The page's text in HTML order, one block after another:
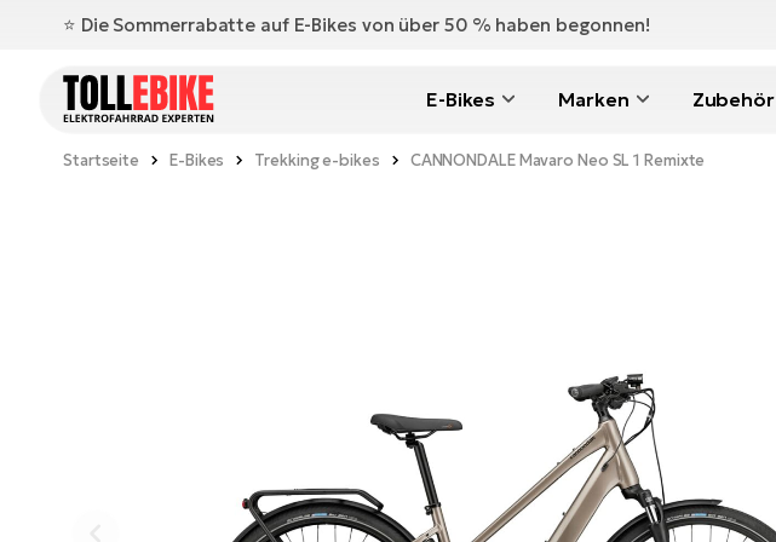
⭐️ Die Sommerrabatte auf E-Bikes von über 50 % haben begonnen!
E-Bikes Marken Zubehör
Startseite E-Bikes Trekking e-bikes CANNONDALE Mavaro Neo SL 1 Remixte